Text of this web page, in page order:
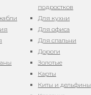
подростков
Для кухни
Для офиса
Для спальни
Дороги
Золотые
Карты
Киты и дельфины